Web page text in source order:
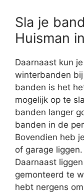
Sla je
Huisman
Daarnaast kun
winterbanden
banden is het
mogelijk op te
banden langer
banden in de
Bovendien heb
of garage
Daarnaast
gemonteerd te
hebt nergens